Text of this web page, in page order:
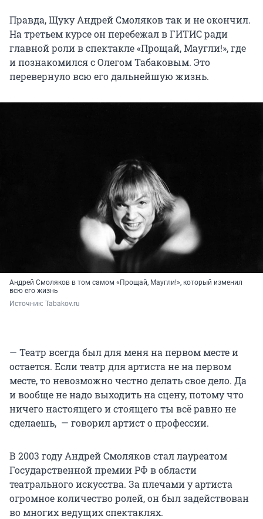
Правда, Щуку Андрей Смоляков так и не окончил.
На третьем курсе он перебежал в ГИТИС ради
главной роли в спектакле «Прощай, Маугли!», где
и познакомился с Олегом Табаковым. Это
перевернуло всю его дальнейшую жизнь.
Андрей Смоляков в том самом «Прощай, Маугли!», который изменил
всю его жизнь
Источник: Tabakov.ru
— Театр всегда был для меня на первом месте и
остается. Если театр для артиста не на первом
месте, то невозможно честно делать свое дело. Да
и вообще не надо выходить на сцену, потому что
ничего настоящего и стоящего ты всё равно не
сделаешь, — говорил артист о профессии.
В 2003 году Андрей Смоляков стал лауреатом
Государственной премии РФ в области
театрального искусства. За плечами у артиста
огромное количество ролей, он был задействован
во многих ведущих спектаклях.